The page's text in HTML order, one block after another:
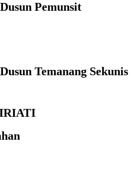
Pemunsit
Temanang Sekunis